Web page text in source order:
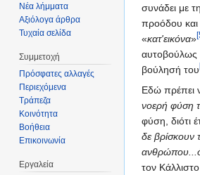
συνάδει με
προόδου
«κατ'εικόνα»
αυτοβούλως
βούλησή του
Εδώ πρέπει
νοερή φύση
φύση, διότι
δε βρίσκουν
τον
Νέα λήμματα
Αξιόλογα άρθρα
Τυχαία σελίδα
Συμμετοχή
Πρόσφατες αλλαγές
Περιεχόμενα
Τράπεζα
Κοινότητα
Βοήθεια
Επικοινωνία
Εργαλεία